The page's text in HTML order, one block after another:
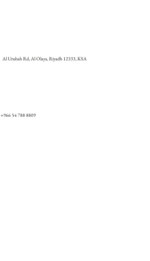
Al Urubah Rd, Al Olaya, Riyadh 12333, KSA
+966 54 788 8809